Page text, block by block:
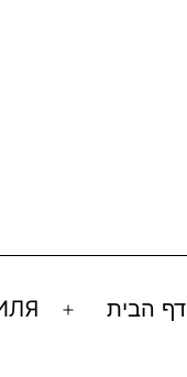
Открыть
דף הבית